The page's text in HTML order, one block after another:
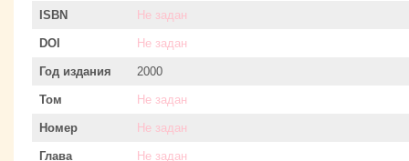
ISBN Не задан
DOI Не задан
Год издания 2000
Том Не задан
Номер Не задан
Глава Не задан